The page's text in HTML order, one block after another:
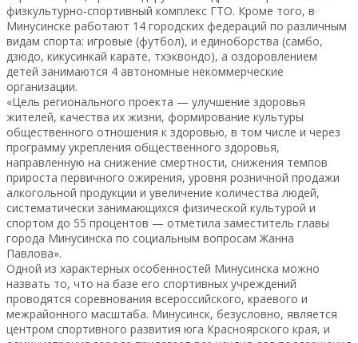
физкультурно-спортивный комплекс ГТО. Кроме того, в
Минусинске работают 14 городских федераций по различным
видам спорта: игровые (футбол), и единоборства (самбо,
дзюдо, кикусинкай карате, тхэквондо), а оздоровлением
детей занимаются 4 автономные некоммерческие
организации.
«Цель регионального проекта — улучшение здоровья
жителей, качества их жизни, формирование культуры
общественного отношения к здоровью, в том числе и через
программу укрепления общественного здоровья,
направленную на снижение смертности, снижения темпов
прироста первичного ожирения, уровня розничной продажи
алкогольной продукции и увеличение количества людей,
систематически занимающихся физической культурой и
спортом до 55 процентов — отметила заместитель главы
города Минусинска по социальным вопросам Жанна
Павлова».
Одной из характерных особенностей Минусинска можно
назвать то, что на базе его спортивных учреждений
проводятся соревнования всероссийского, краевого и
межрайонного масштаба. Минусинск, безусловно, является
центром спортивного развития юга Красноярского края, и